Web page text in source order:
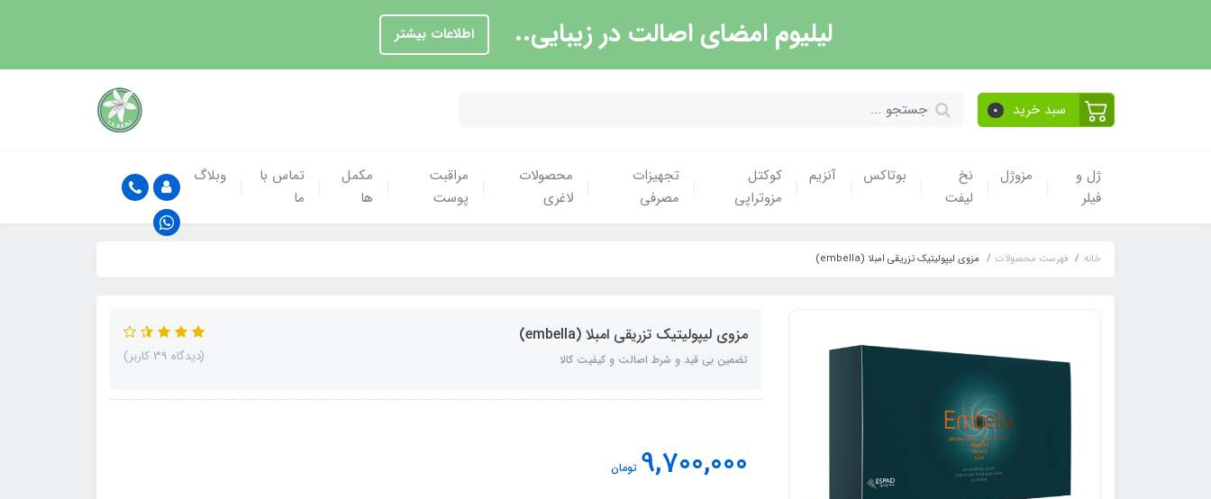
لیلیوم امضای اصالت در زیبایی.. اطلاعات بیشتر
سبد خرید 0
ژل و
فیلر
مزوژل
نخ
لیفت
بوتاکس آنزیم
کوکتل
مزوتراپی
تجهیزات
مصرفی
محصولات
لاغری
مراقبت
پوست
مکمل
ها
تماس با
ما
وبلاگ
خانه فهرست محصولات مزوی لیپولیتیک تزریقی امبلا (embella)
مزوی لیپولیتیک تزریقی امبلا (embella)
تضمین بی قید و شرط اصالت و کیفیت کالا (دیدگاه 39 کاربر)
9,700,000 تومان